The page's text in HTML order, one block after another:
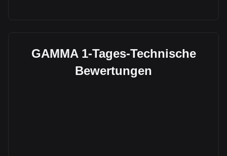
GAMMA 1-Tages-Technische
Bewertungen